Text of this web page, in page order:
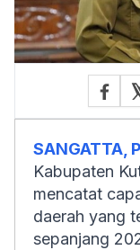
SANGATTA,
Kabupaten
mencatat
daerah yang
sepanjang